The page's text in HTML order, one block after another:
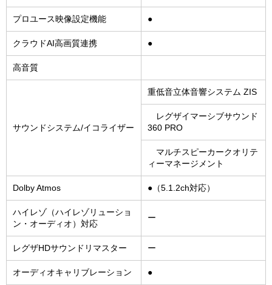
プロユース映像設定機能 ●
クラウドAI高画質連携 ●
高音質
サウンドシステム/イコライザー
重低音立体音響システム ZIS
レグザイマーシブサウンド
360 PRO
マルチスピーカークオリテ
ィーマネージメント
Dolby Atmos ●（5.1.2ch対応）
ハイレゾ（ハイレゾリューショ
ン・オーディオ）対応
ー
レグザHDサウンドリマスター ー
オーディオキャリブレーション ●